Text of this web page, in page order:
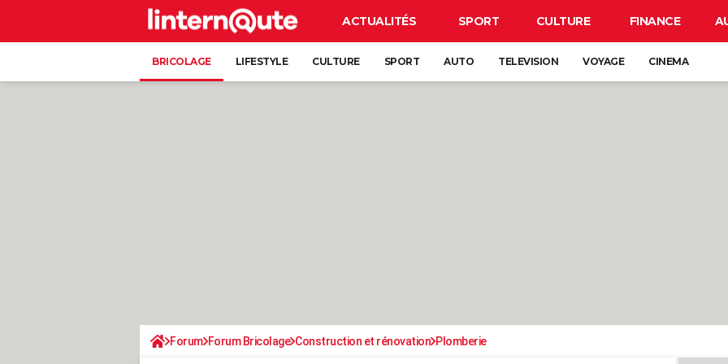
ACTUALITÉS SPORT CULTURE FINANCE
BRICOLAGE LIFESTYLE CULTURE SPORT AUTO TELEVISION VOYAGE CINEMA
Forum Forum Bricolage Construction et rénovation Plomberie